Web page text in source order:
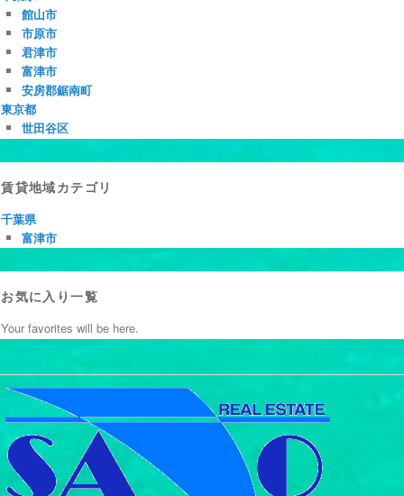
館山市
市原市
君津市
富津市
安房郡鋸南町
東京都
世田谷区
賃貸地域カテゴリ
千葉県
富津市
お気に入り一覧
Your favorites will be here.